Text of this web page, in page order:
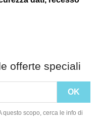
offerte speciali
questo scopo, cerca le info di